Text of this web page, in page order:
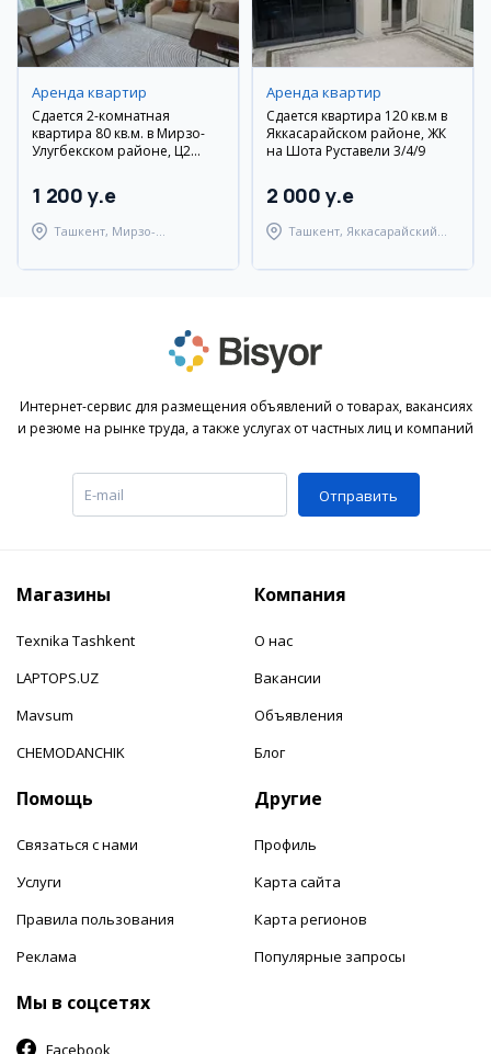
Аренда квартир
Сдается 2-комнатная
квартира 80 кв.м. в Мирзо-
Улугбекском районе, Ц2
и техникой
1 200 y.e
Ташкент, Мирзо-
Аренда квартир
Сдается квартира 120 кв.м в
Яккасарайском районе, ЖК
на Шота Руставели 3/4/9
2 000 y.e
Ташкент, Яккасарайский
Интернет-сервис для размещения объявлений о товарах, вакансиях
и резюме на рынке труда, а также услугах от частных лиц и компаний
Отправить
Магазины
Texnika Tashkent
LAPTOPS.UZ
Mavsum
CHEMODANCHIK
Компания
О нас
Вакансии
Объявления
Блог
Помощь
Связаться с нами
Услуги
Правила пользования
Реклама
Другие
Профиль
Карта сайта
Карта регионов
Популярные запросы
Мы в соцсетях
Facebook